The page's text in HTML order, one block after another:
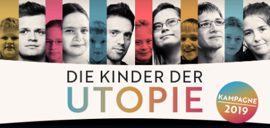
Die
Kinder
der